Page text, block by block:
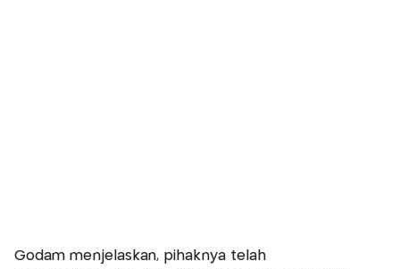
Godam menjelaskan, pihaknya telah